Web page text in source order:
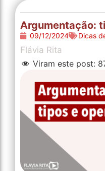
Argumentação:
09/12/2024 Dicas
Flávia Rita
Viram este post: